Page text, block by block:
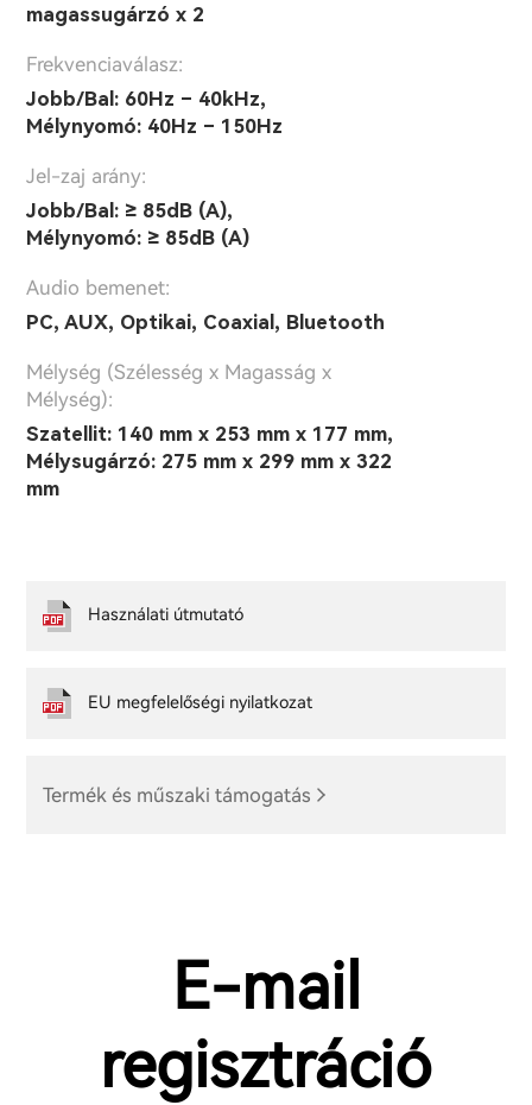
magassugárzó x 2
Frekvenciaválasz:
Jobb/Bal: 60Hz – 40kHz,
Mélynyomó: 40Hz – 150Hz
Jel-zaj arány:
Jobb/Bal: ≥ 85dB (A),
Mélynyomó: ≥ 85dB (A)
Audio bemenet:
PC, AUX, Optikai, Coaxial, Bluetooth
Mélység (Szélesség x Magasság x
Mélység):
Szatellit: 140 mm x 253 mm x 177 mm,
Mélysugárzó: 275 mm x 299 mm x 322
mm
Termék és műszaki támogatás
Használati útmutató
EU megfelelőségi nyilatkozat
E-mail
regisztráció